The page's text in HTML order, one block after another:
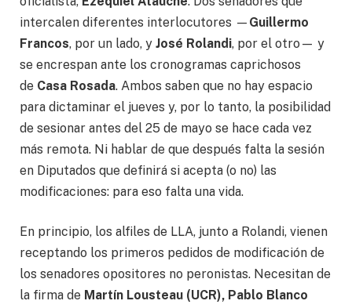
intercalen diferentes interlocutores — Guillermo
Francos, por un lado, y José Rolandi, por el otro— y
se encrespan ante los cronogramas caprichosos
de Casa Rosada. Ambos saben que no hay espacio
para dictaminar el jueves y, por lo tanto, la posibilidad
de sesionar antes del 25 de mayo se hace cada vez
más remota. Ni hablar de que después falta la sesión
en Diputados que definirá si acepta (o no) las
modificaciones: para eso falta una vida.
En principio, los alfiles de LLA, junto a Rolandi, vienen
receptando los primeros pedidos de modificación de
los senadores opositores no peronistas. Necesitan de
la firma de Martín Lousteau (UCR), Pablo Blanco